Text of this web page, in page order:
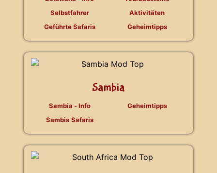
Selbstfahrer
Geführte Safaris
Aktivitäten
Geheimtipps
Sambia
Sambia - Info
Sambia Safaris
Geheimtipps